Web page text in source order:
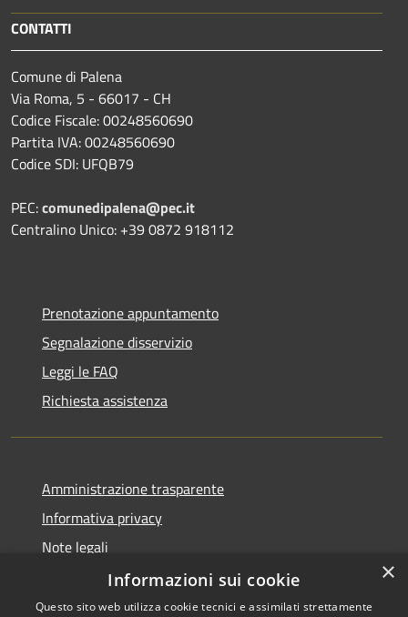
CONTATTI
Comune di Palena
Via Roma, 5 - 66017 - CH
Codice Fiscale: 00248560690
Partita IVA: 00248560690
Codice SDI: UFQB79
PEC:comunedipalena@pec.it
Centralino Unico: +39 0872 918112
Prenotazione appuntamento
Segnalazione disservizio
Leggi le FAQ
Richiesta assistenza
Amministrazione trasparente
Informativa privacy
Note legali
Dichiarazione di accessibilità
×
Informazioni sui cookie
Questo sito web utilizza cookie tecnici e assimilati strettamente